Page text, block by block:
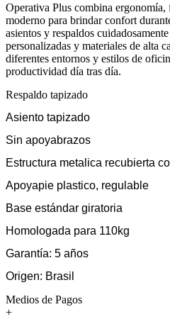
Operativa Plus combina
moderno para brindar confort
asientos y respaldos
personalizadas y materiales de alta
diferentes entornos y estilos de
productividad día tras día.
Respaldo tapizado
Asiento tapizado
Sin apoyabrazos
Estructura metalica recubierta
Apoyapie plastico, regulable
Base estándar giratoria
Homologada para 110kg
Garantía: 5 años
Origen: Brasil
Medios de Pagos
+